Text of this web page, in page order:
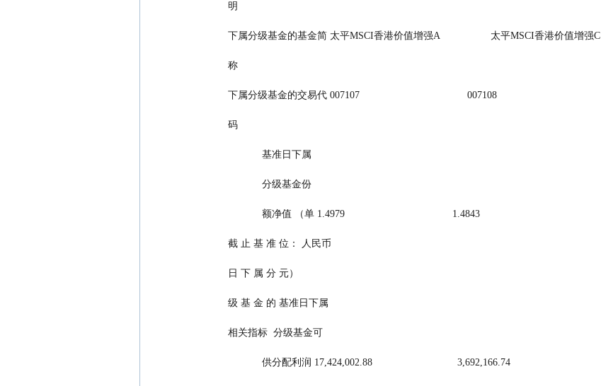
      明
      下属分级基金的基金简 太平MSCI香港价值增强A                  太平MSCI香港价值增强C
      称
      下属分级基金的交易代 007107                                      007108
      码
                  基准日下属
                  分级基金份
                  额净值 （单 1.4979                                      1.4843
      截 止 基 准 位： 人民币
      日 下 属 分 元）
      级 基 金 的 基准日下属
      相关指标  分级基金可
                  供分配利润 17,424,002.88                              3,692,166.74